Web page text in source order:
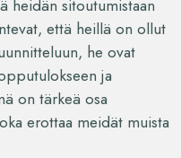
heidän sitoutumistaan
että heillä on ollut
he ovat
ja
on tärkeä osa
erottaa meidät muista